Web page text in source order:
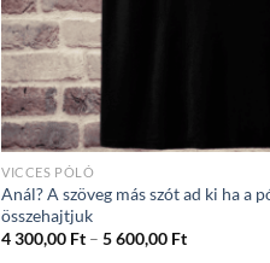
VICCES PÓLÓ
Anál? A szöveg más szót ad ki ha a
összehajtjuk
4 300,00 Ft – 5 600,00 Ft